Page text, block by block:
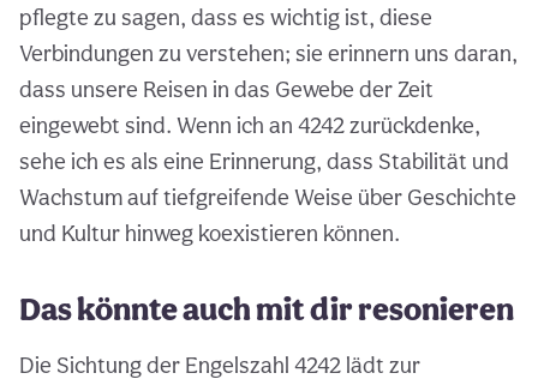
pflegte zu sagen, dass es wichtig ist, diese
Verbindungen zu verstehen; sie erinnern uns daran,
dass unsere Reisen in das Gewebe der Zeit
eingewebt sind. Wenn ich an 4242 zurückdenke,
sehe ich es als eine Erinnerung, dass Stabilität und
Wachstum auf tiefgreifende Weise über Geschichte
und Kultur hinweg koexistieren können.
Das könnte auch mit dir resonieren
Die Sichtung der Engelszahl 4242 lädt zur